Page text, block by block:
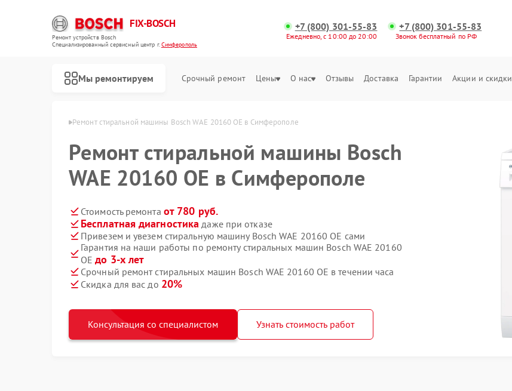
FIX-BOSCH
Ремонт устройств Bosch
Специализированный cервисный центр г.Симферополь
+7 (800) 301-55-83
Ежедневно, с 10:00 до 20:00
+7 (800) 301-55-83
Звонок бесплатный по РФ
Мы ремонтируем Срочный ремонт Цены О нас Отзывы Доставка Гарантии Акции и скидки
в Симферополе Ремонт стиральной машины Bosch WAE 20160 OE в Симферополе
Ремонт стиральной машины Bosch
WAE 20160 OE в Симферополе
Стоимость ремонта от 780 руб.
Бесплатная диагностика даже при отказе
Привезем и увезем стиральную машину Bosch WAE 20160 OE сами
Гарантия на наши работы по ремонту стиральных машин Bosch WAE 20160
OEдо 3-х лет
Срочный ремонт стиральных машин Bosch WAE 20160 OE в течении часа
Скидка для вас до 20%
Консультация со специалистом Узнать стоимость работ